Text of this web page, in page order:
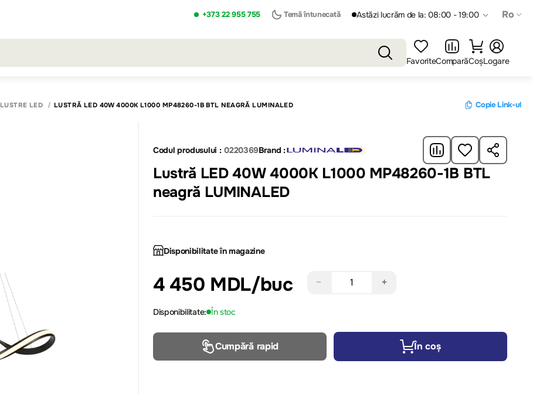
+373 22 955 755 Temă întunecată Astăzi lucrăm de la: 08:00 - 19:00 Ro
FavoriteComparăCoșLogare
LUSTRE LED LUSTRĂ LED 40W 4000K L1000 MP48260-1B BTL NEAGRĂ LUMINALED Copie Link-ul
Codul produsului : 0220369Brand :
Lustră LED 40W 4000K L1000 MP48260-1B BTL
neagră LUMINALED
Disponibilitate în magazine
4 450 MDL/buc − +
Disponibilitate: În stoc
Cumpără rapid În coș